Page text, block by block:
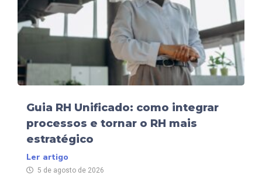
Guia RH Unificado: como integrar
processos e tornar o RH mais
estratégico
Ler artigo
5 de agosto de 2026